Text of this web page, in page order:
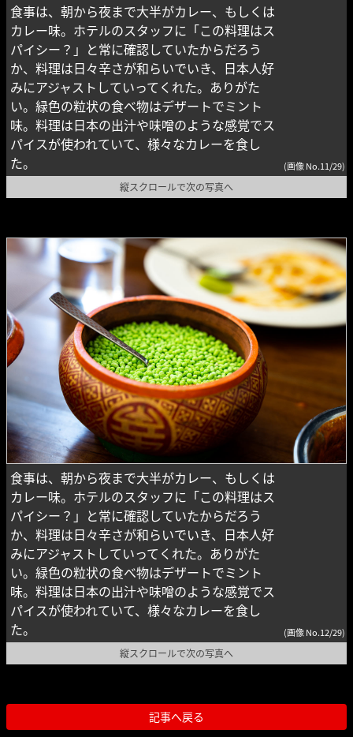
食事は、朝から夜まで大半がカレー、もしくは
カレー味。ホテルのスタッフに「この料理はス
パイシー？」と常に確認していたからだろう
か、料理は日々辛さが和らいでいき、日本人好
みにアジャストしていってくれた。ありがた
い。緑色の粒状の食べ物はデザートでミント
味。料理は日本の出汁や味噌のような感覚でス
パイスが使われていて、様々なカレーを食し
た。
(画像 No.11/29)
縦スクロールで次の写真へ
食事は、朝から夜まで大半がカレー、もしくは
カレー味。ホテルのスタッフに「この料理はス
パイシー？」と常に確認していたからだろう
か、料理は日々辛さが和らいでいき、日本人好
みにアジャストしていってくれた。ありがた
い。緑色の粒状の食べ物はデザートでミント
味。料理は日本の出汁や味噌のような感覚でス
パイスが使われていて、様々なカレーを食し
た。
(画像 No.12/29)
縦スクロールで次の写真へ
記事へ戻る